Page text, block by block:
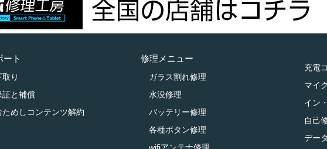
ート
取り
証と補償
ためしコンテンツ解約
修理メニュー
ガラス割れ修理
水没修理
バッテリー修理
各種ボタン修理
wifiアンテナ修理
充電
マイ
イン
自己
デー